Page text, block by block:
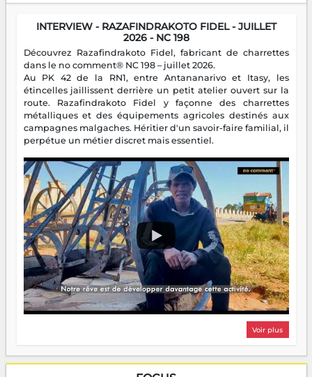
INTERVIEW - RAZAFINDRAKOTO FIDEL - JUILLET
2026 - NC 198
Découvrez Razafindrakoto Fidel, fabricant de charrettes
dans le no comment® NC 198 – juillet 2026.
Au PK 42 de la RN1, entre Antananarivo et Itasy, les
étincelles jaillissent derrière un petit atelier ouvert sur la
route. Razafindrakoto Fidel y façonne des charrettes
métalliques et des équipements agricoles destinés aux
campagnes malgaches. Héritier d'un savoir-faire familial, il
perpétue un métier discret mais essentiel.
Voir plus